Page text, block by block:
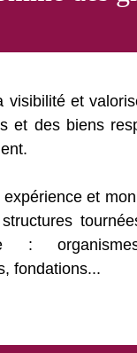
visibilité et
et des biens
et
:
fondations...